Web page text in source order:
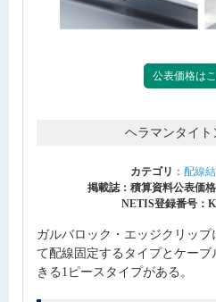
公表価格は
ヘラマンタイト
カテゴリ ： 配線
掲載誌：積算資料公表価
NETIS登録番号：
ガルバロック・エッジクリッ
て配線固定するタイプとケー
きる1ピースタイプがある。